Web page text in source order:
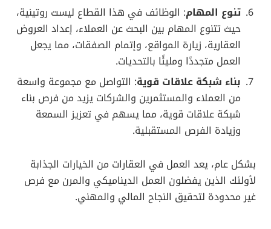
تنوع المهام: الوظائف في هذا القطاع ليست روتينية،
حيث تتنوع المهام بين البحث عن العملاء، إعداد العروض
العقارية، زيارة المواقع، وإتمام الصفقات، مما يجعل
العمل متجددًا ومليئًا بالتحديات.
بناء شبكة علاقات قوية: التواصل مع مجموعة واسعة
من العملاء والمستثمرين والشركات يزيد من فرص بناء
شبكة علاقات قوية، مما يسهم في تعزيز السمعة
وزيادة الفرص المستقبلية.
بشكل عام، يعد العمل في العقارات من الخيارات الجذابة
لأولئك الذين يفضلون العمل الديناميكي والمرن مع فرص
غير محدودة لتحقيق النجاح المالي والمهني.